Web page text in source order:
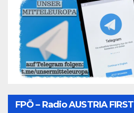
FPÖ – Radio AUSTRIA FIRST